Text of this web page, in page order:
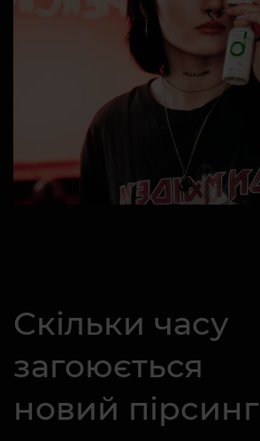
Скільки часу
загоюється
новий пірсинг